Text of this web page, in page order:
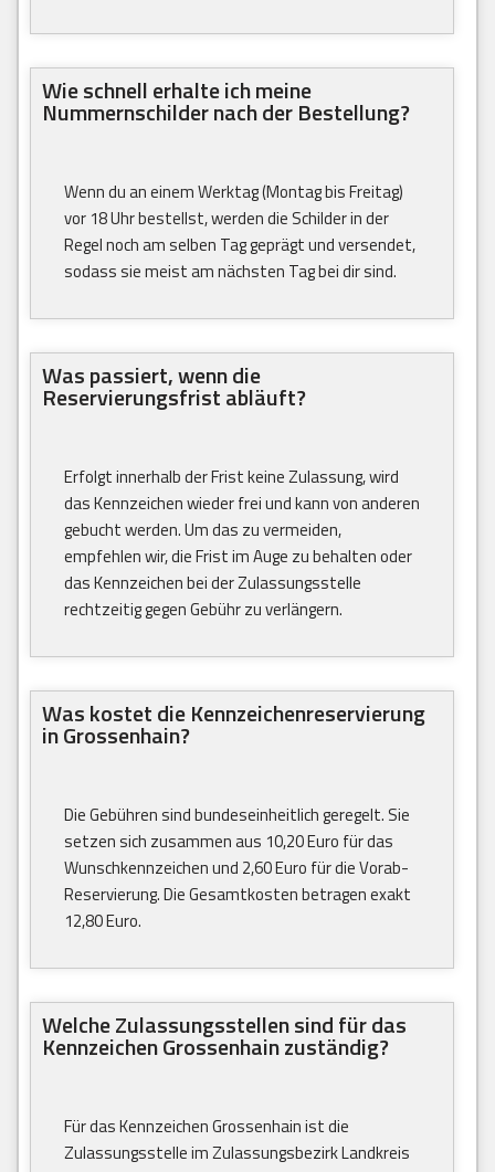
Wie schnell erhalte ich meine
Nummernschilder nach der Bestellung?
Wenn du an einem Werktag (Montag bis Freitag)
vor 18 Uhr bestellst, werden die Schilder in der
Regel noch am selben Tag geprägt und versendet,
sodass sie meist am nächsten Tag bei dir sind.
Was passiert, wenn die
Reservierungsfrist abläuft?
Erfolgt innerhalb der Frist keine Zulassung, wird
das Kennzeichen wieder frei und kann von anderen
gebucht werden. Um das zu vermeiden,
empfehlen wir, die Frist im Auge zu behalten oder
das Kennzeichen bei der Zulassungsstelle
rechtzeitig gegen Gebühr zu verlängern.
Was kostet die Kennzeichenreservierung
in Grossenhain?
Die Gebühren sind bundeseinheitlich geregelt. Sie
setzen sich zusammen aus 10,20 Euro für das
Wunschkennzeichen und 2,60 Euro für die Vorab-
Reservierung. Die Gesamtkosten betragen exakt
12,80 Euro.
Welche Zulassungsstellen sind für das
Kennzeichen Grossenhain zuständig?
Für das Kennzeichen Grossenhain ist die
Zulassungsstelle im Zulassungsbezirk Landkreis